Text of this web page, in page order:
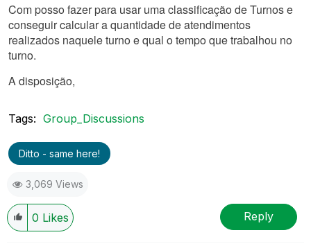
Com posso fazer para usar uma classificação de Turnos e
conseguir calcular a quantidade de atendimentos
realizados naquele turno e qual o tempo que trabalhou no
turno.
A disposição,
Tags: Group_Discussions
Ditto - same here!
3,069 Views
0 Likes Reply